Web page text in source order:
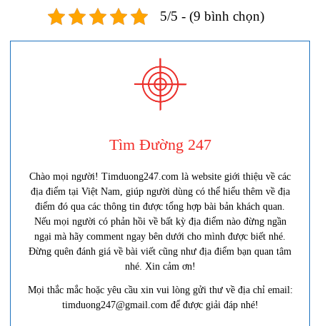
5/5 - (9 bình chọn)
Tìm Đường 247
Chào mọi người! Timduong247.com là website giới thiệu về các
địa điểm tại Việt Nam, giúp người dùng có thể hiểu thêm về địa
điểm đó qua các thông tin được tổng hợp bài bản khách quan.
Nếu mọi người có phản hồi về bất kỳ địa điểm nào đừng ngần
ngại mà hãy comment ngay bên dưới cho mình được biết nhé.
Đừng quên đánh giá về bài viết cũng như địa điểm bạn quan tâm
nhé. Xin cảm ơn!
Mọi thắc mắc hoặc yêu cầu xin vui lòng gửi thư về địa chỉ email:
timduong247@gmail.com để được giải đáp nhé!